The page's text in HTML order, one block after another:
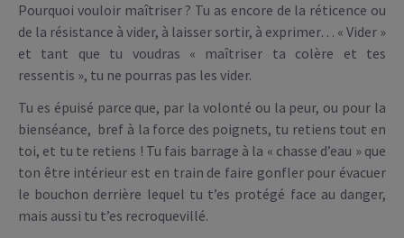
Pourquoi vouloir maîtriser ? Tu as encore de la réticence ou
de la résistance à vider, à laisser sortir, à exprimer… « Vider »
et tant que tu voudras « maîtriser ta colère et tes
ressentis », tu ne pourras pas les vider.
Tu es épuisé parce que, par la volonté ou la peur, ou pour la
bienséance, bref à la force des poignets, tu retiens tout en
toi, et tu te retiens ! Tu fais barrage à la « chasse d’eau » que
ton être intérieur est en train de faire gonfler pour évacuer
le bouchon derrière lequel tu t’es protégé face au danger,
mais aussi tu t’es recroquevillé.